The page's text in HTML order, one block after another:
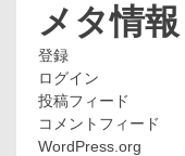
メタ情報
登録
ログイン
投稿フィード
コメントフィード
WordPress.org